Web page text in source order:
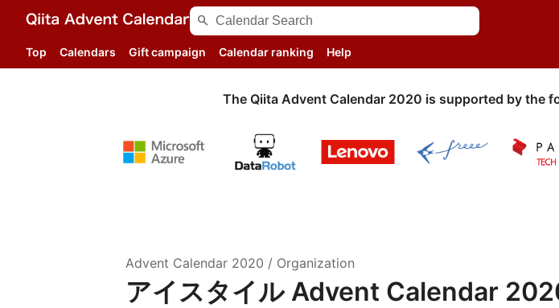
search
Top Calendars Gift campaign Calendar ranking Help
The Qiita Advent Calendar 2020 is supported by the
Advent Calendar 2020 / Organization
アイスタイル Advent Calendar